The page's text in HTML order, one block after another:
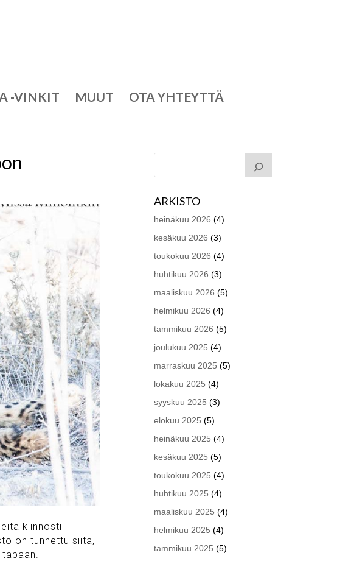
-VINKIT MUUT OTA YHTEYTTÄ
kiinnosti
on tunnettu siitä,
tapaan.
ARKISTO
heinäkuu 2026 (4)
kesäkuu 2026 (3)
toukokuu 2026 (4)
huhtikuu 2026 (3)
maaliskuu 2026 (5)
helmikuu 2026 (4)
tammikuu 2026 (5)
joulukuu 2025 (4)
marraskuu 2025 (5)
lokakuu 2025 (4)
syyskuu 2025 (3)
elokuu 2025 (5)
heinäkuu 2025 (4)
kesäkuu 2025 (5)
toukokuu 2025 (4)
huhtikuu 2025 (4)
maaliskuu 2025 (4)
helmikuu 2025 (4)
tammikuu 2025 (5)